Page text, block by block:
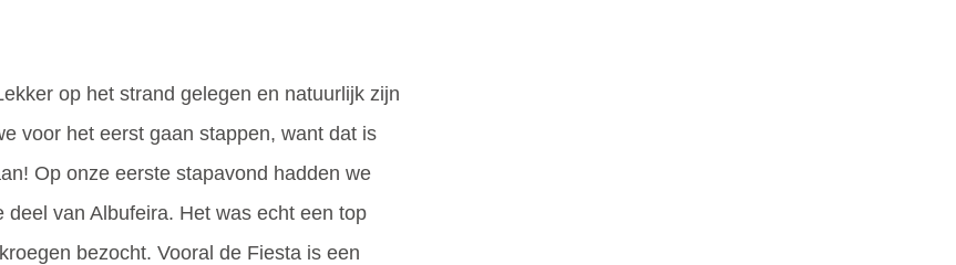
op het strand gelegen en natuurlijk zijn
voor het eerst gaan stappen, want dat is
Op onze eerste stapavond hadden we
van Albufeira. Het was echt een top
bezocht. Vooral de Fiesta is een